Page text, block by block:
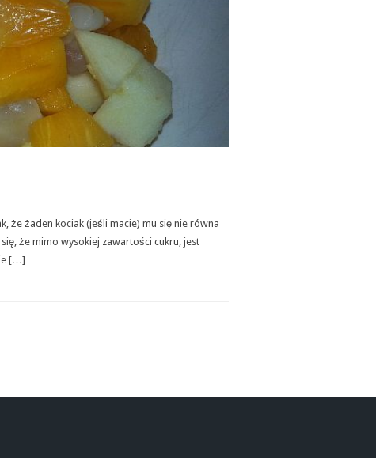
że żaden kociak (jeśli macie) mu się nie równa
że mimo wysokiej zawartości cukru, jest
[…]